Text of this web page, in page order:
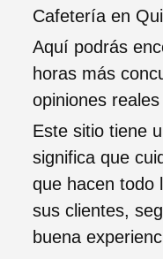
Cafetería en
Aquí podrás
horas más
opiniones
Este sitio tiene
significa que
que hacen todo
sus clientes,
buena